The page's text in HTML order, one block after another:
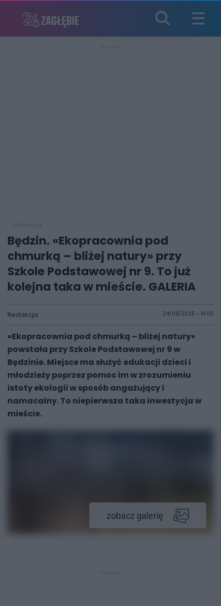
Będzin. «Ekopracownia pod
chmurką – bliżej natury» przy
Szkole Podstawowej nr 9. To już
kolejna taka w mieście. GALERIA
Redakcja 24/09/2025 - 19:05
«Ekopracownia pod chmurką – bliżej natury»
powstała przy Szkole Podstawowej nr 9 w
Będzinie. Miejsce ma służyć edukacji dzieci i
młodzieży poprzez pomoc im w zrozumieniu
istoty ekologii w sposób angażujący i
namacalny. To niepierwsza taka inwestycja w
mieście.
zobacz galerię